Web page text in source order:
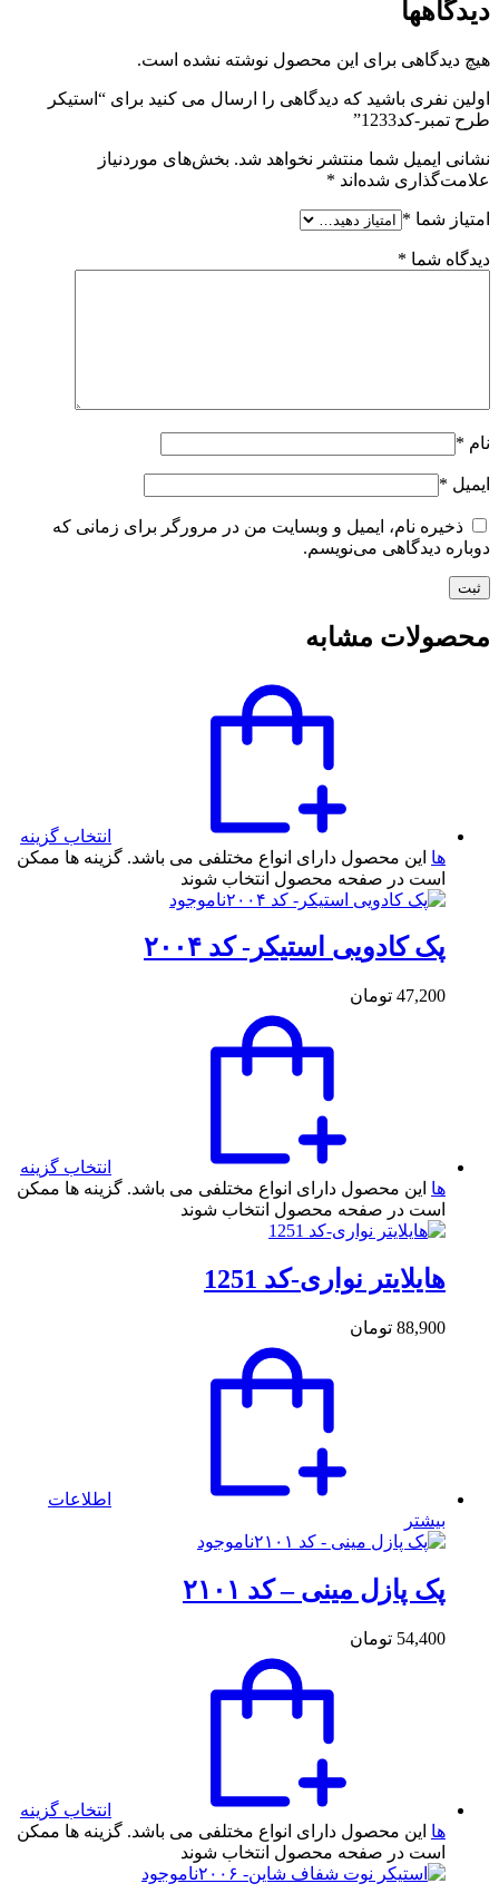
دیدگاهها
هیچ دیدگاهی برای این محصول نوشته نشده است.
اولین نفری باشید که دیدگاهی را ارسال می کنید برای “استیکر
طرح تمبر-کد1233”
نشانی ایمیل شما منتشر نخواهد شد. بخش‌های موردنیاز
علامت‌گذاری شده‌اند *
امتیاز شما *
دیدگاه شما *
نام *
ایمیل *
ذخیره نام، ایمیل و وبسایت من در مرورگر برای زمانی که
دوباره دیدگاهی می‌نویسم.
محصولات مشابه
انتخاب گزینه
ها این محصول دارای انواع مختلفی می باشد. گزینه ها ممکن
است در صفحه محصول انتخاب شوند
ناموجود
پک کادويی استیکر- کد ۲۰۰۴
47,200 تومان
انتخاب گزینه
ها این محصول دارای انواع مختلفی می باشد. گزینه ها ممکن
است در صفحه محصول انتخاب شوند
هایلایتر نواری-کد 1251
88,900 تومان
اطلاعات
بیشتر
ناموجود
پک پازل مینی – کد ۲۱۰۱
54,400 تومان
انتخاب گزینه
ها این محصول دارای انواع مختلفی می باشد. گزینه ها ممکن
است در صفحه محصول انتخاب شوند
ناموجود